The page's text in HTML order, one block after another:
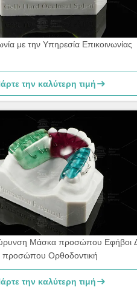
με την Υπηρεσία Επικοινωνίας
την καλύτερη τιμή
Μάσκα προσώπου Εφήβοι
προσώπου Ορθοδοντική
την καλύτερη τιμή